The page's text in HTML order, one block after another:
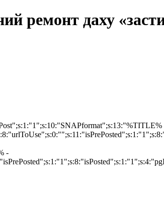
ремонт даху
-